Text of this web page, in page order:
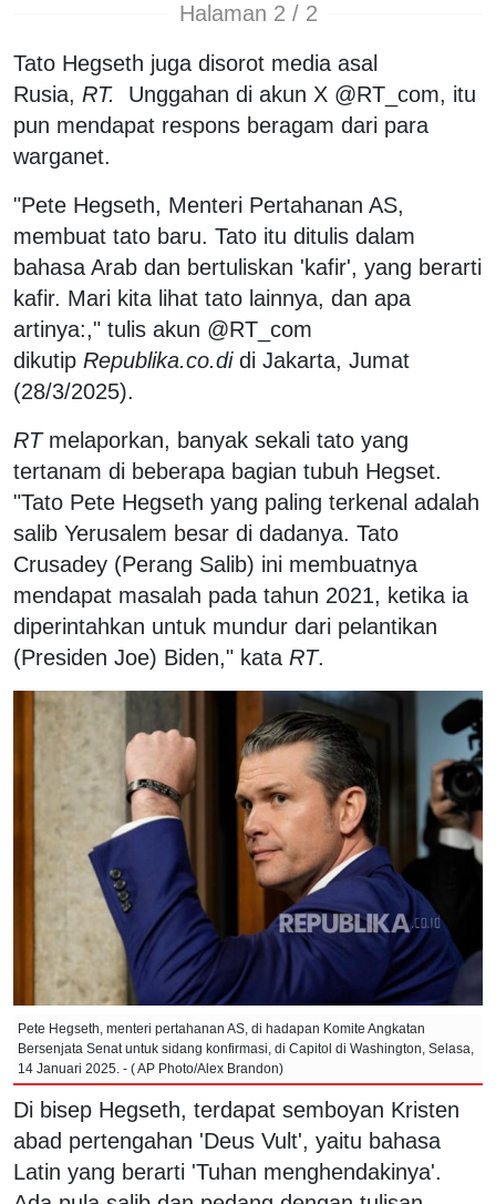
Halaman 2 / 2
Tato Hegseth juga disorot media asal
Rusia, RT.
Unggahan di akun X @RT_com, itu
pun mendapat respons beragam dari para
warganet.
"Pete Hegseth, Menteri Pertahanan AS,
membuat tato baru. Tato itu ditulis dalam
bahasa Arab dan bertuliskan 'kafir', yang berarti
kafir. Mari kita lihat tato lainnya, dan apa
artinya:," tulis akun @RT_com
dikutip Republika.co.didi Jakarta, Jumat
(28/3/2025).
RTmelaporkan, banyak sekali tato yang
tertanam di beberapa bagian tubuh Hegset.
"Tato Pete Hegseth yang paling terkenal adalah
salib Yerusalem besar di dadanya. Tato
Crusadey (Perang Salib) ini membuatnya
mendapat masalah pada tahun 2021, ketika ia
diperintahkan untuk mundur dari pelantikan
(Presiden Joe) Biden," kata RT.
Pete Hegseth, menteri pertahanan AS, di hadapan Komite Angkatan
Bersenjata Senat untuk sidang konfirmasi, di Capitol di Washington, Selasa,
14 Januari 2025. - ( AP Photo/Alex Brandon)
Di bisep Hegseth, terdapat semboyan Kristen
abad pertengahan 'Deus Vult', yaitu bahasa
Latin yang berarti 'Tuhan menghendakinya'.